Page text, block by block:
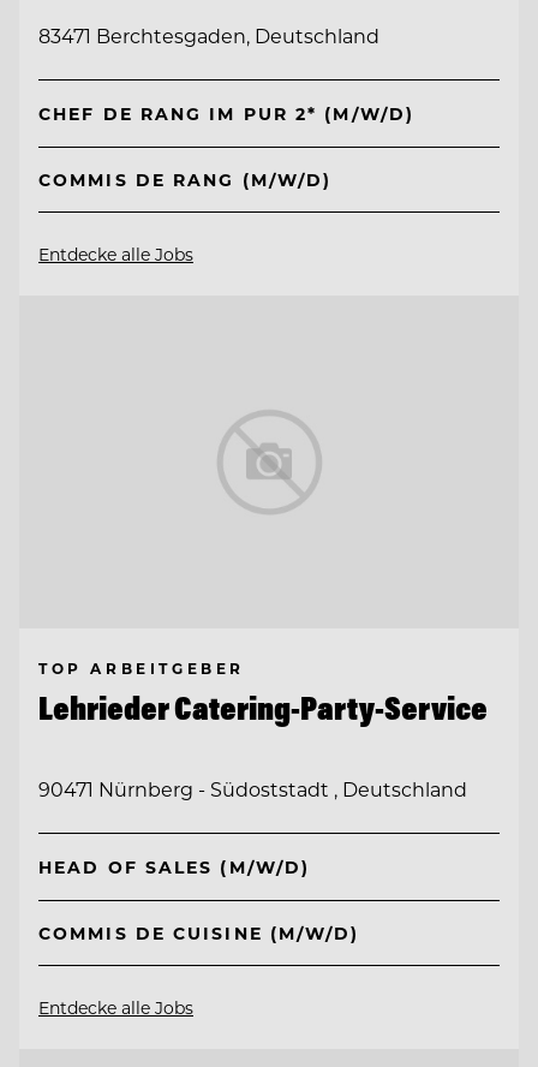
83471 Berchtesgaden, Deutschland
CHEF DE RANG IM PUR 2* (M/W/D)
COMMIS DE RANG (M/W/D)
Entdecke alle Jobs
TOP ARBEITGEBER
Lehrieder Catering-Party-Service
90471 Nürnberg - Südoststadt , Deutschland
HEAD OF SALES (M/W/D)
COMMIS DE CUISINE (M/W/D)
Entdecke alle Jobs